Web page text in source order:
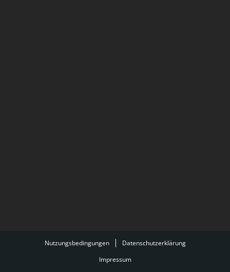
Nutzungsbedingungen
Datenschutzerklärung
Impressum